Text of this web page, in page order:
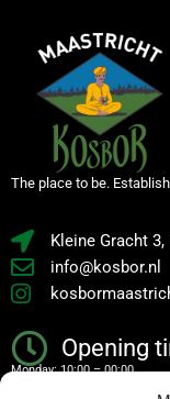
The place to be.
Kleine Gracht 3,
info@kosbor.nl
Opening
Monday: 10:00 – 00:00